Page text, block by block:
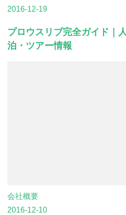
2016-12-19
プロウスリブ完全ガイド｜
泊・ツアー情報
会社概要
2016-12-10